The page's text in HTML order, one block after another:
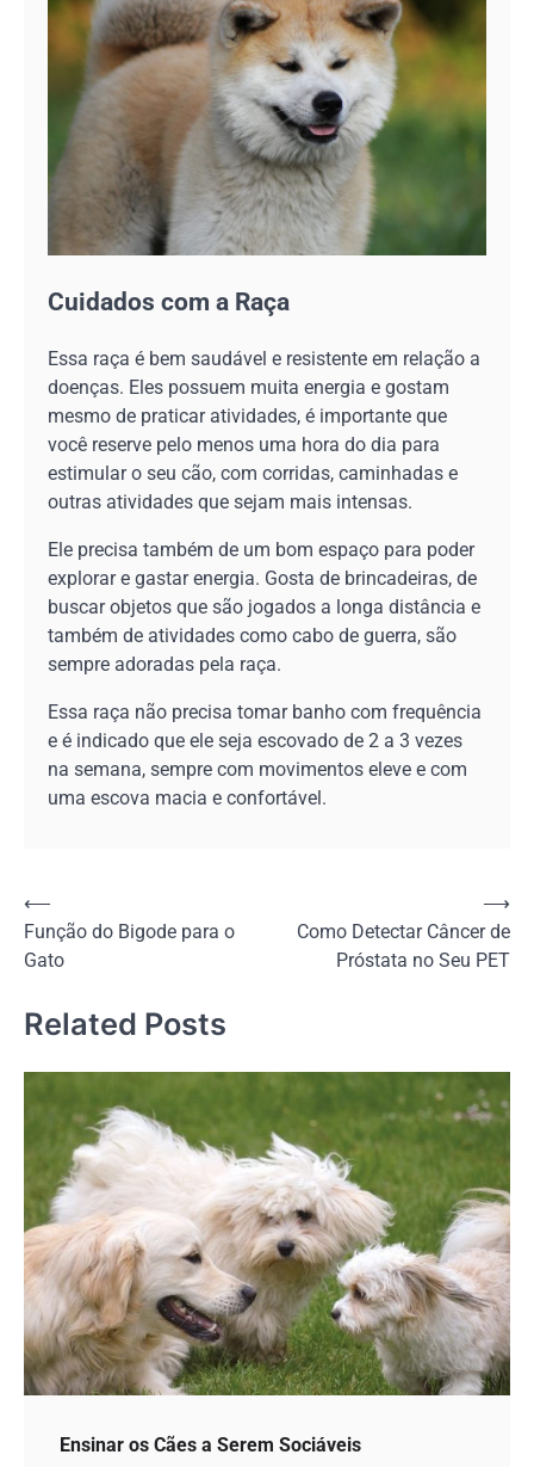
Cuidados com a Raça
Essa raça é bem saudável e resistente em relação a
doenças. Eles possuem muita energia e gostam
mesmo de praticar atividades, é importante que
você reserve pelo menos uma hora do dia para
estimular o seu cão, com corridas, caminhadas e
outras atividades que sejam mais intensas.
Ele precisa também de um bom espaço para poder
explorar e gastar energia. Gosta de brincadeiras, de
buscar objetos que são jogados a longa distância e
também de atividades como cabo de guerra, são
sempre adoradas pela raça.
Essa raça não precisa tomar banho com frequência
e é indicado que ele seja escovado de 2 a 3 vezes
na semana, sempre com movimentos eleve e com
uma escova macia e confortável.
Navegação
de
⟵
Função do Bigode para o
Gato
Como Detectar Câncer de
Próstata no Seu PET
⟶
Related Posts
Ensinar os Cães a Serem Sociáveis